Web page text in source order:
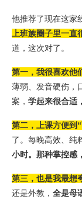
他推荐了现在这
上班族圈子里一直
道，这次对了。
第一 ，我很喜欢他
薄弱、发音硬伤，
案， 学起来很合适
第二，上课方便到“
了。每晚高效、纯
小时。那种掌控感
第三，也是我最
还是外教， 全是母